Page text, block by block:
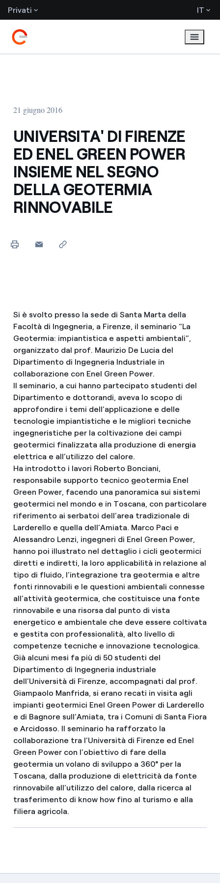
Privati IT
21 giugno 2016
UNIVERSITA' DI FIRENZE
ED ENEL GREEN POWER
INSIEME NEL SEGNO
DELLA GEOTERMIA
RINNOVABILE
Si è svolto presso la sede di Santa Marta della
Facoltà di Ingegneria, a Firenze, il seminario “La
Geotermia: impiantistica e aspetti ambientali”,
organizzato dal prof. Maurizio De Lucia del
Dipartimento di Ingegneria Industriale in
collaborazione con Enel Green Power.
Il seminario, a cui hanno partecipato studenti del
Dipartimento e dottorandi, aveva lo scopo di
approfondire i temi dell’applicazione e delle
tecnologie impiantistiche e le migliori tecniche
ingegneristiche per la coltivazione dei campi
geotermici finalizzata alla produzione di energia
elettrica e all’utilizzo del calore.
Ha introdotto i lavori Roberto Bonciani,
responsabile supporto tecnico geotermia Enel
Green Power, facendo una panoramica sui sistemi
geotermici nel mondo e in Toscana, con particolare
riferimento ai serbatoi dell’area tradizionale di
Larderello e quella dell’Amiata. Marco Paci e
Alessandro Lenzi, ingegneri di Enel Green Power,
hanno poi illustrato nel dettaglio i cicli geotermici
diretti e indiretti, la loro applicabilità in relazione al
tipo di fluido, l’integrazione tra geotermia e altre
fonti rinnovabili e le questioni ambientali connesse
all’attività geotermica, che costituisce una fonte
rinnovabile e una risorsa dal punto di vista
energetico e ambientale che deve essere coltivata
e gestita con professionalità, alto livello di
competenze tecniche e innovazione tecnologica.
Già alcuni mesi fa più di 50 studenti del
Dipartimento di Ingegneria industriale
dell’Università di Firenze, accompagnati dal prof.
Giampaolo Manfrida, si erano recati in visita agli
impianti geotermici Enel Green Power di Larderello
e di Bagnore sull’Amiata, tra i Comuni di Santa Fiora
e Arcidosso. Il seminario ha rafforzato la
collaborazione tra l’Università di Firenze ed Enel
Green Power con l’obiettivo di fare della
geotermia un volano di sviluppo a 360° per la
Toscana, dalla produzione di elettricità da fonte
rinnovabile all’utilizzo del calore, dalla ricerca al
trasferimento di know how fino al turismo e alla
filiera agricola.